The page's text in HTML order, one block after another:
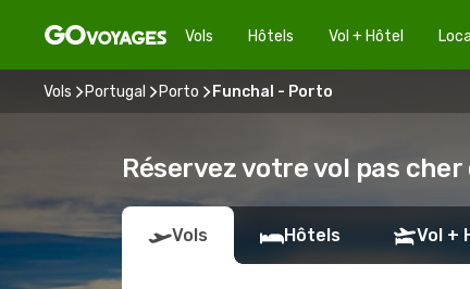
Vols Hôtels Vol + Hôtel
Vols Portugal Porto Funchal - Porto
Réservez votre vol pas
Vols Hôtels Vol +